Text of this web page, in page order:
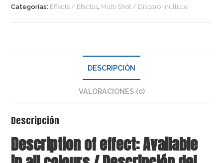
Categorías: Effects / Efectos, Multi Shot / Disparo múltiple
DESCRIPCIÓN
VALORACIONES (0)
Descripción
Description of effect: Available